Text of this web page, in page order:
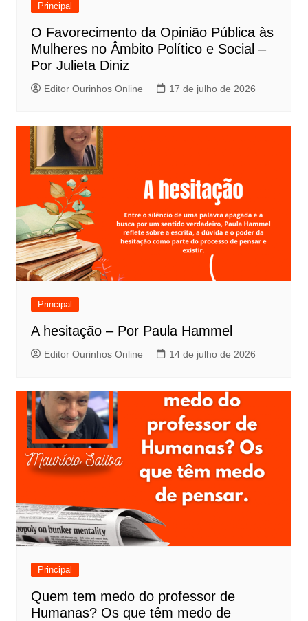
Principal
O Favorecimento da Opinião Pública às
Mulheres no Âmbito Político e Social –
Por Julieta Diniz
Editor Ourinhos Online 17 de julho de 2026
Principal
A hesitação – Por Paula Hammel
Editor Ourinhos Online 14 de julho de 2026
Principal
Quem tem medo do professor de
Humanas? Os que têm medo de